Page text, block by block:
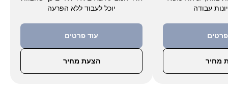
יוכל לעבוד ללא הפרעה
עוד פרטים
הצעת מחיר
עבודה
מחיר
גלו אינטגרציה